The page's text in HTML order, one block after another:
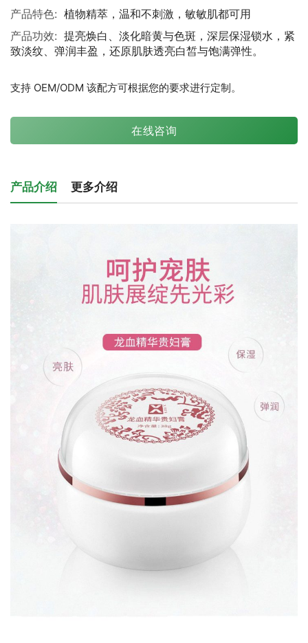
产品特色: 植物精萃，温和不刺激，敏敏肌都可用
产品功效: 提亮焕白、淡化暗黄与色斑，深层保湿锁水，紧
致淡纹、弹润丰盈，还原肌肤透亮白皙与饱满弹性。
支持 OEM/ODM 该配方可根据您的要求进行定制。
在线咨询
产品介绍 更多介绍